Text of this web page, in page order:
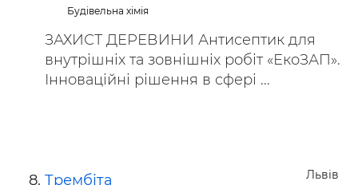
Будівельна хімія
ЗАХИСТ ДЕРЕВИНИ Антисептик для
внутрішніх та зовнішніх робіт «ЕкоЗАП».
Інноваційні рішення в сфері ...
Львів
Трембіта